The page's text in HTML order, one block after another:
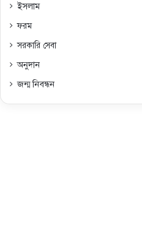
ইসলাম
ফরম
সরকারি সেবা
অনুদান
জন্ম নিবন্ধন